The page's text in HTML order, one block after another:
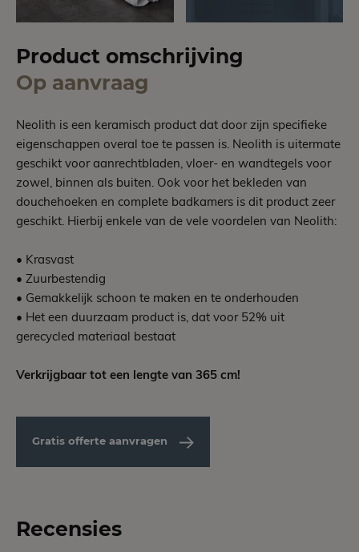
Product omschrijving
Op aanvraag
Neolith is een keramisch product dat door zijn specifieke
eigenschappen overal toe te passen is. Neolith is uitermate
geschikt voor aanrechtbladen, vloer- en wandtegels voor
zowel, binnen als buiten. Ook voor het bekleden van
douchehoeken en complete badkamers is dit product zeer
geschikt. Hierbij enkele van de vele voordelen van Neolith:
• Krasvast
• Zuurbestendig
• Gemakkelijk schoon te maken en te onderhouden
• Het een duurzaam product is, dat voor 52% uit
gerecycled materiaal bestaat
Verkrijgbaar tot een lengte van 365 cm!
Gratis offerte aanvragen
Recensies